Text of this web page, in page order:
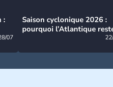
:
07
Saison cyclonique 2026 :
pourquoi l’Atlantique